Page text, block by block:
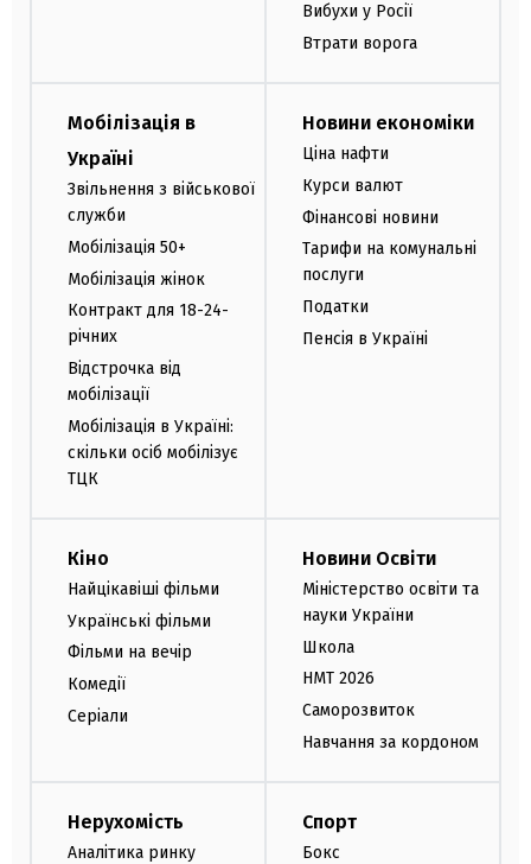
Вибухи у Росії
Втрати ворога
Мобілізація в
Україні
Звільнення з військової
служби
Мобілізація 50+
Мобілізація жінок
Контракт для 18-24-
річних
Відстрочка від
мобілізації
Мобілізація в Україні:
скільки осіб мобілізує
ТЦК
Новини економіки
Ціна нафти
Курси валют
Фінансові новини
Тарифи на комунальні
послуги
Податки
Пенсія в Україні
Кіно
Найцікавіші фільми
Українські фільми
Фільми на вечір
Комедії
Серіали
Новини Освіти
Міністерство освіти та
науки України
Школа
НМТ 2026
Саморозвиток
Навчання за кордоном
Нерухомість
Аналітика ринку
Спорт
Бокс